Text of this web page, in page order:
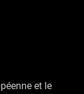
et le